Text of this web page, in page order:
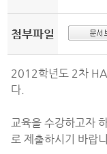
첨부파일
2012학년도 2차
다.
교육을 수강하고자
로 제출하시기 바랍